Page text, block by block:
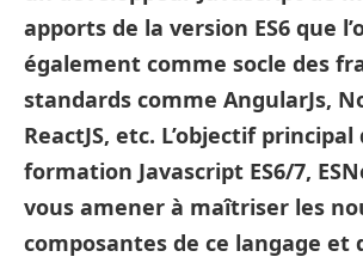
apports de la version ES6 que
également comme socle des
standards comme AngularJs,
ReactJS, etc. L’objectif
formation Javascript ES6/7,
vous amener à maîtriser les
composantes de ce langage et